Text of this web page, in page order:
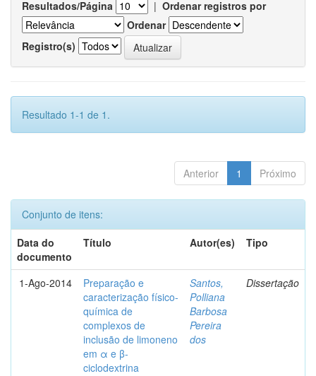
Resultados/Página | Ordenar registros por
Ordenar
Registro(s)
Resultado 1-1 de 1.
Anterior 1 Próximo
Conjunto de itens:
Data do
documento
Título Autor(es) Tipo
1-Ago-2014
Preparação e
caracterização físico-
química de
complexos de
inclusão de limoneno
em α e β-
ciclodextrina
Santos,
Polliana
Barbosa
Pereira
dos
Dissertação